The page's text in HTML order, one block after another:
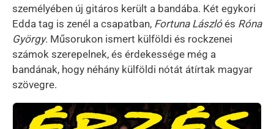
személyében új gitáros került a bandába. Két egykori
Edda tag is zenél a csapatban, Fortuna Lászlóés Róna
György. Műsorukon ismert külföldi és rockzenei
számok szerepelnek, és érdekessége még a
bandának, hogy néhány külföldi nótát átírtak magyar
szövegre.
Kép